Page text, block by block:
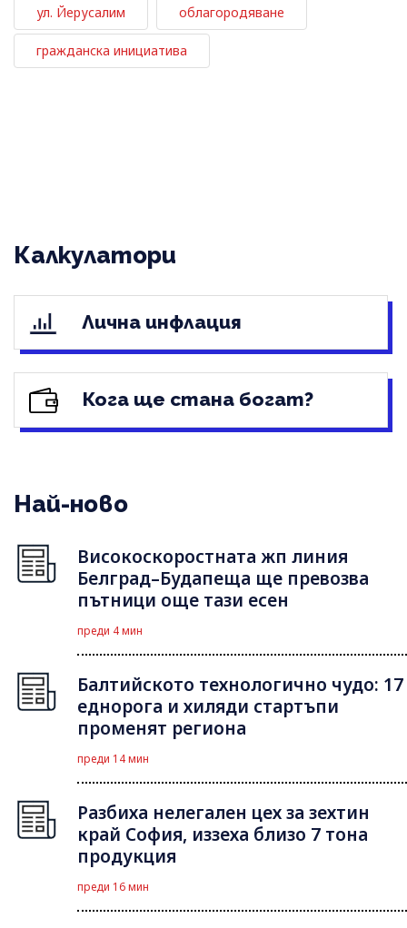
ул. Йерусалим облагородяване
гражданска инициатива
Калкулатори
Лична инфлация
Кога ще стана богат?
Най-ново
Високоскоростната жп линия
Белград–Будапеща ще превозва
пътници още тази есен
преди 4 мин
Балтийското технологично чудо: 17
еднорога и хиляди стартъпи
променят региона
преди 14 мин
Разбиха нелегален цех за зехтин
край София, иззеха близо 7 тона
продукция
преди 16 мин